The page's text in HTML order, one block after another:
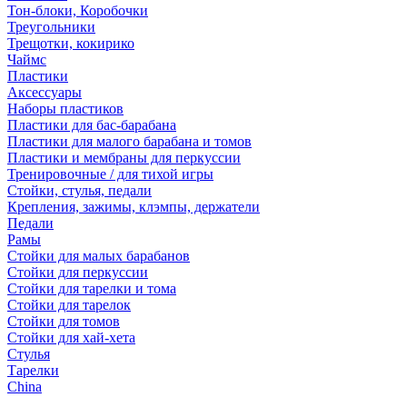
Тон-блоки, Коробочки
Треугольники
Трещотки, кокирико
Чаймс
Пластики
Аксессуары
Наборы пластиков
Пластики для бас-барабана
Пластики для малого барабана и томов
Пластики и мембраны для перкуссии
Тренировочные / для тихой игры
Стойки, стулья, педали
Крепления, зажимы, клэмпы, держатели
Педали
Рамы
Стойки для малых барабанов
Стойки для перкуссии
Стойки для тарелки и тома
Стойки для тарелок
Стойки для томов
Стойки для хай-хета
Стулья
Тарелки
China